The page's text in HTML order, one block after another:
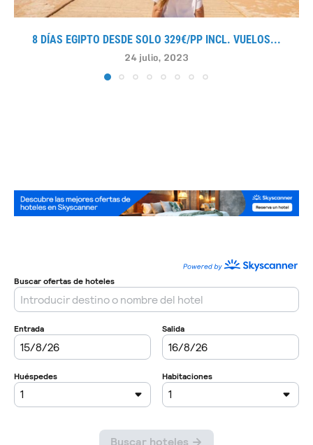
8 DÍAS EGIPTO DESDE SOLO 329€/PP INCL. VUELOS...
24 julio, 2023